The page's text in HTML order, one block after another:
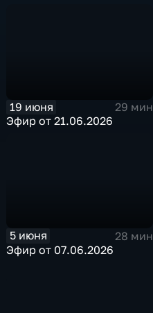
19 июня
29 мин
Эфир от 21.06.2026
5 июня
28 мин
Эфир от 07.06.2026